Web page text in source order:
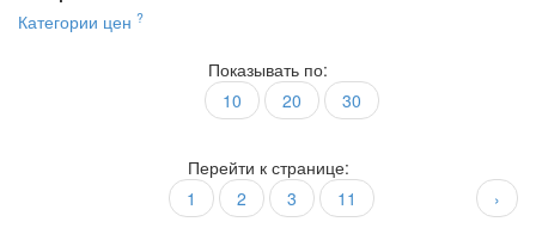
Категории цен ?
Показывать по:
10
20 30
Перейти к странице:
1
2 3 ›
11